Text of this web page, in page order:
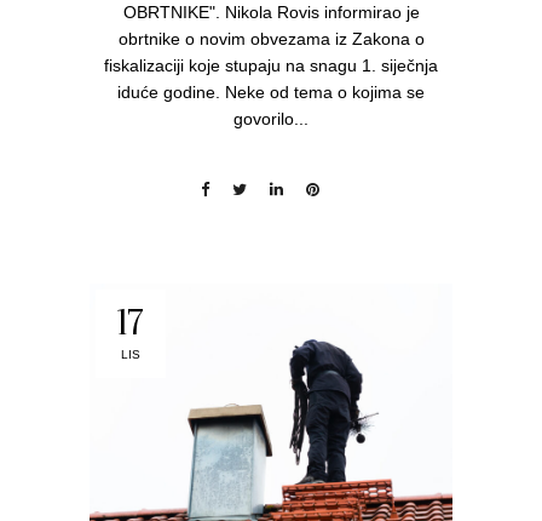
OBRTNIKE". Nikola Rovis informirao je
obrtnike o novim obvezama iz Zakona o
fiskalizaciji koje stupaju na snagu 1. siječnja
iduće godine. Neke od tema o kojima se
govorilo...
17
LIS